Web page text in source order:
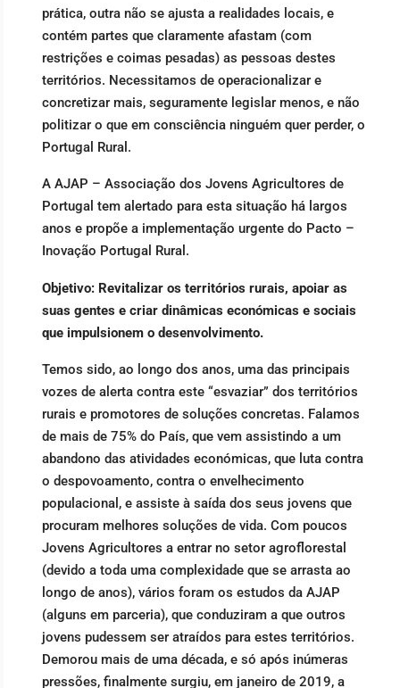
prática, outra não se ajusta a realidades locais, e
contém partes que claramente afastam (com
restrições e coimas pesadas) as pessoas destes
territórios. Necessitamos de operacionalizar e
concretizar mais, seguramente legislar menos, e não
politizar o que em consciência ninguém quer perder, o
Portugal Rural.
A AJAP – Associação dos Jovens Agricultores de
Portugal tem alertado para esta situação há largos
anos e propõe a implementação urgente do Pacto –
Inovação Portugal Rural.
Objetivo: Revitalizar os territórios rurais, apoiar as
suas gentes e criar dinâmicas económicas e sociais
que impulsionem o desenvolvimento.
Temos sido, ao longo dos anos, uma das principais
vozes de alerta contra este “esvaziar” dos territórios
rurais e promotores de soluções concretas. Falamos
de mais de 75% do País, que vem assistindo a um
abandono das atividades económicas, que luta contra
o despovoamento, contra o envelhecimento
populacional, e assiste à saída dos seus jovens que
procuram melhores soluções de vida. Com poucos
Jovens Agricultores a entrar no setor agroflorestal
(devido a toda uma complexidade que se arrasta ao
longo de anos), vários foram os estudos da AJAP
(alguns em parceria), que conduziram a que outros
jovens pudessem ser atraídos para estes territórios.
Demorou mais de uma década, e só após inúmeras
pressões, finalmente surgiu, em janeiro de 2019, a